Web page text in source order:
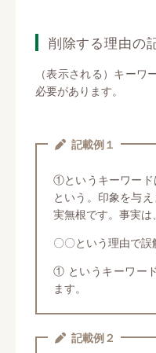
削除する理由の
（表示される）キー
必要があります。
記載例１
①というキーワード
という。印象を与
実無根です。事実は
〇〇という理由で誤
① というキーワー
ます。
記載例２